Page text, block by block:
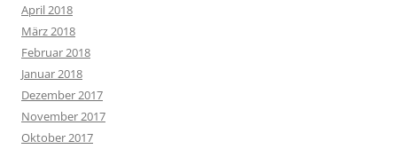
April 2018
März 2018
Februar 2018
Januar 2018
Dezember 2017
November 2017
Oktober 2017